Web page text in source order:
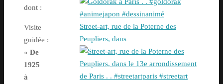
dont :
Visite
guidée :
« De
1925
à
Street-art, rue de la Poterne des
Peupliers, dans